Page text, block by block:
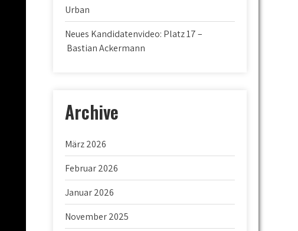
Urban
Neues Kandidatenvideo: Platz 17 –
Bastian Ackermann
Archive
März 2026
Februar 2026
Januar 2026
November 2025